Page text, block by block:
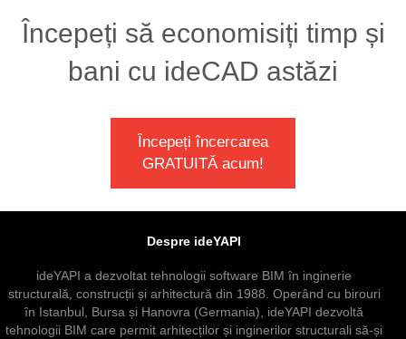
Începeți să economisiți timp și
bani cu ideCAD astăzi
Începeți încercarea
GRATUITĂ acum!
Despre ideYAPI
ideYAPI a dezvoltat tehnologii software BIM în inginerie
structurală, construcții și arhitectură din 1988. Operând cu birouri
în Istanbul, Bursa și Hanovra (Germania), ideYAPI dezvoltă
tehnologii BIM care permit arhitecților și inginerilor structurali să-și